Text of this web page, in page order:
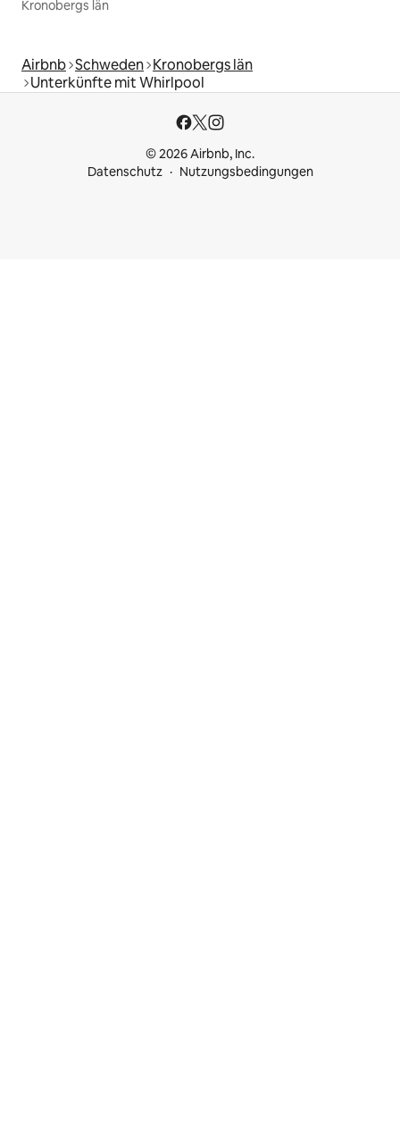
Kronobergs län
Airbnb Schweden Kronobergs län
Unterkünfte mit Whirlpool
© 2026 Airbnb, Inc.
Datenschutz
Nutzungsbedingungen